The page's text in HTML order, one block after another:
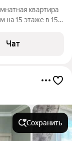
квартира
на 15 этаже в 15-
Чат
Сохранить